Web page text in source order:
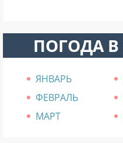
ПОГОДА
ЯНВАРЬ
ФЕВРАЛЬ
МАРТ